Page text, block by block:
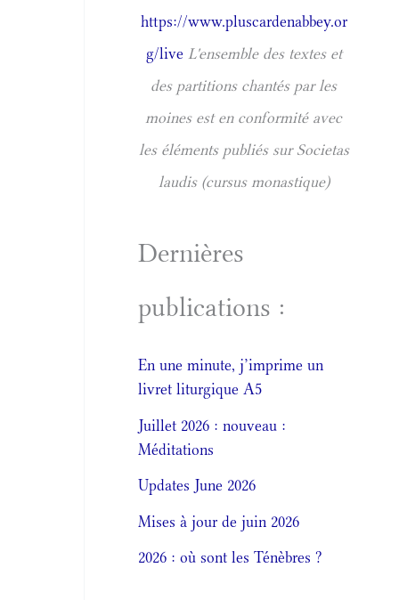
https://www.pluscardenabbey.or
g/live L'ensemble des textes et
des partitions chantés par les
moines est en conformité avec
les éléments publiés sur Societas
laudis (cursus monastique)
Dernières
publications :
En une minute, j’imprime un
livret liturgique A5
Juillet 2026 : nouveau :
Méditations
Updates June 2026
Mises à jour de juin 2026
2026 : où sont les Ténèbres ?